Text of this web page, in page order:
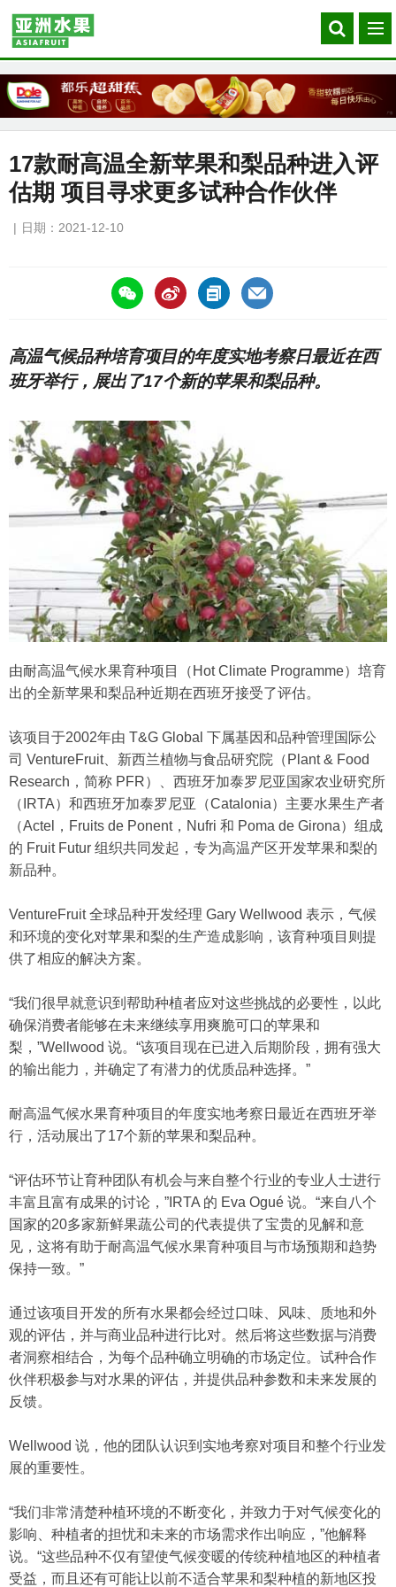
Search
our
菜
单
17款耐高温全新苹果和梨品种进入评
估期 项目寻求更多试种合作伙伴
日期：2021-12-10
https://asiafruitchina.net/21393.html
高温气候品种培育项目的年度实地考察日最近在西
班牙举行，展出了17个新的苹果和梨品种。
由耐高温气候水果育种项目（Hot Climate Programme）培育
出的全新苹果和梨品种近期在西班牙接受了评估。
该项目于2002年由 T&G Global 下属基因和品种管理国际公
司 VentureFruit、新西兰植物与食品研究院（Plant & Food
Research，简称 PFR）、西班牙加泰罗尼亚国家农业研究所
（IRTA）和西班牙加泰罗尼亚（Catalonia）主要水果生产者
（Actel，Fruits de Ponent，Nufri 和 Poma de Girona）组成
的 Fruit Futur 组织共同发起，专为高温产区开发苹果和梨的
新品种。
VentureFruit 全球品种开发经理 Gary Wellwood 表示，气候
和环境的变化对苹果和梨的生产造成影响，该育种项目则提
供了相应的解决方案。
“我们很早就意识到帮助种植者应对这些挑战的必要性，以此
确保消费者能够在未来继续享用爽脆可口的苹果和
梨，”Wellwood 说。“该项目现在已进入后期阶段，拥有强大
的输出能力，并确定了有潜力的优质品种选择。”
耐高温气候水果育种项目的年度实地考察日最近在西班牙举
行，活动展出了17个新的苹果和梨品种。
“评估环节让育种团队有机会与来自整个行业的专业人士进行
丰富且富有成果的讨论，”IRTA 的 Eva Ogué 说。“来自八个
国家的20多家新鲜果蔬公司的代表提供了宝贵的见解和意
见，这将有助于耐高温气候水果育种项目与市场预期和趋势
保持一致。”
通过该项目开发的所有水果都会经过口味、风味、质地和外
观的评估，并与商业品种进行比对。然后将这些数据与消费
者洞察相结合，为每个品种确立明确的市场定位。试种合作
伙伴积极参与对水果的评估，并提供品种参数和未来发展的
反馈。
Wellwood 说，他的团队认识到实地考察对项目和整个行业发
展的重要性。
“我们非常清楚种植环境的不断变化，并致力于对气候变化的
影响、种植者的担忧和未来的市场需求作出响应，”他解释
说。“这些品种不仅有望使气候变暖的传统种植地区的种植者
受益，而且还有可能让以前不适合苹果和梨种植的新地区投